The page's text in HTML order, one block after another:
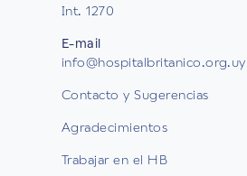
Int. 1270
E-mail
info@hospitalbritanico.org.uy
Contacto y Sugerencias
Agradecimientos
Trabajar en el HB